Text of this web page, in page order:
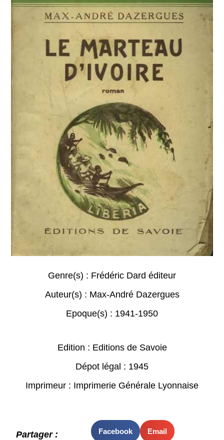
Genre(s) : Frédéric Dard éditeur
Auteur(s) : Max-André Dazergues
Epoque(s) : 1941-1950
Edition : Editions de Savoie
Dépot légal : 1945
Imprimeur : Imprimerie Générale Lyonnaise
Partager : Facebook Email